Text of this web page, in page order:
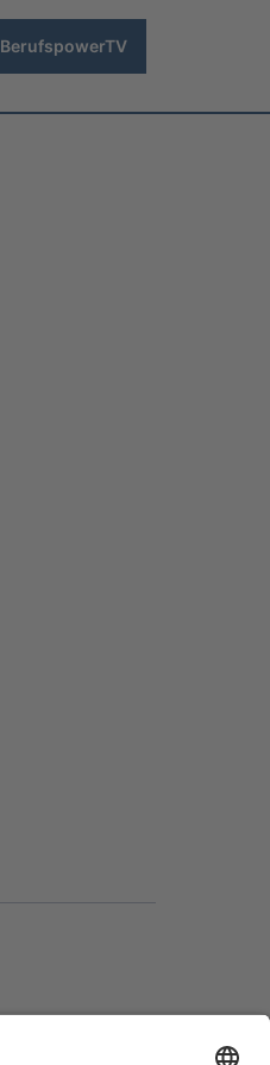
BerufspowerTV